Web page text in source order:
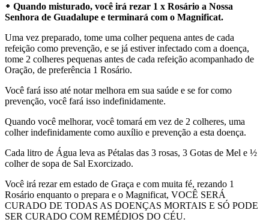
᛭ Quando misturado, você irá rezar 1 x Rosário a Nossa
Senhora de Guadalupe e terminará com o Magnificat.
Uma vez preparado, tome uma colher pequena antes de cada
refeição como prevenção, e se já estiver infectado com a doença,
tome 2 colheres pequenas antes de cada refeição acompanhado de
Oração, de preferência 1 Rosário.
Você fará isso até notar melhora em sua saúde e se for como
prevenção, você fará isso indefinidamente.
Quando você melhorar, você tomará em vez de 2 colheres, uma
colher indefinidamente como auxílio e prevenção a esta doença.
Cada litro de Água leva as Pétalas das 3 rosas, 3 Gotas de Mel e ½
colher de sopa de Sal Exorcizado.
Você irá rezar em estado de Graça e com muita fé, rezando 1
Rosário enquanto o prepara e o Magnificat, VOCÊ SERÁ
CURADO DE TODAS AS DOENÇAS MORTAIS E SÓ PODE
SER CURADO COM REMÉDIOS DO CÉU.